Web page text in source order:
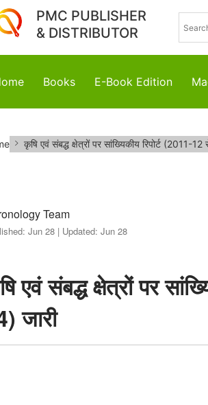
PMC PUBLISHER
& DISTRIBUTOR
Books E-Book Edition
कृषि एवं संबद्ध क्षेत्रों पर सांख्यिकीय रिपोर्ट (2011-
Team
Jun 28 | Updated: Jun 28
एवं संबद्ध क्षेत्रों पर
जारी